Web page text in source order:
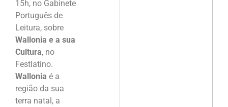
15h, no Gabinete
Português de
Leitura, sobre
Wallonia e a sua
Cultura, no
Festlatino.
Wallonia é a
região da sua
terra natal, a